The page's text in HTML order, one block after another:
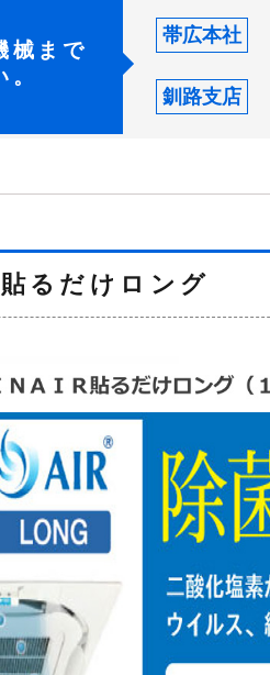
械まで
帯広本社
釧路支店
るだけロング